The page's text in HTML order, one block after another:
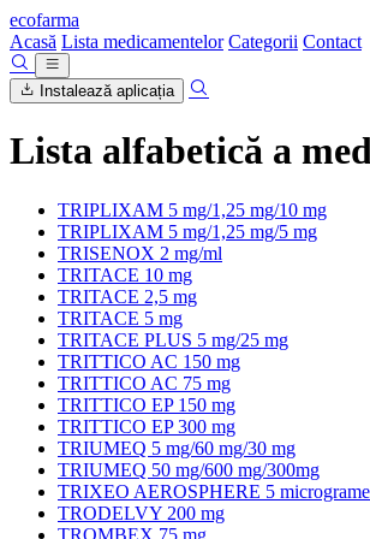
ecofarma
Acasă Lista medicamentelor Categorii Contact
Instalează aplicația
Lista alfabetică a
TRIPLIXAM 5 mg/1,25 mg/10 mg
TRIPLIXAM 5 mg/1,25 mg/5 mg
TRISENOX 2 mg/ml
TRITACE 10 mg
TRITACE 2,5 mg
TRITACE 5 mg
TRITACE PLUS 5 mg/25 mg
TRITTICO AC 150 mg
TRITTICO AC 75 mg
TRITTICO EP 150 mg
TRITTICO EP 300 mg
TRIUMEQ 5 mg/60 mg/30 mg
TRIUMEQ 50 mg/600 mg/300mg
TRIXEO AEROSPHERE 5
TRODELVY 200 mg
TROMBEX 75 mg